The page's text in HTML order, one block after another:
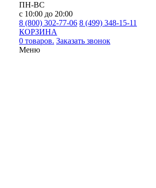
ПН-ВС
с 10:00 до 20:00
8 (800) 302-77-06 8 (499) 348-15-11
КОРЗИНА
0 товаров. Заказать звонок
Меню